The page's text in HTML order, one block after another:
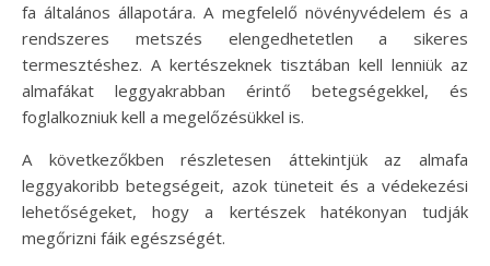
fa általános állapotára. A megfelelő növényvédelem és a
rendszeres metszés elengedhetetlen a sikeres
termesztéshez. A kertészeknek tisztában kell lenniük az
almafákat leggyakrabban érintő betegségekkel, és
foglalkozniuk kell a megelőzésükkel is.
A következőkben részletesen áttekintjük az almafa
leggyakoribb betegségeit, azok tüneteit és a védekezési
lehetőségeket, hogy a kertészek hatékonyan tudják
megőrizni fáik egészségét.